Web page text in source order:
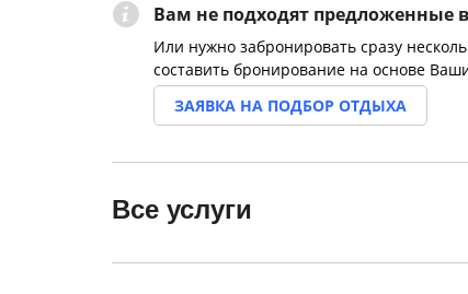
Вам не подходят предложенные
Или нужно забронировать сразу
составить бронирование на основе
ЗАЯВКА НА ПОДБОР ОТДЫХА
Все услуги